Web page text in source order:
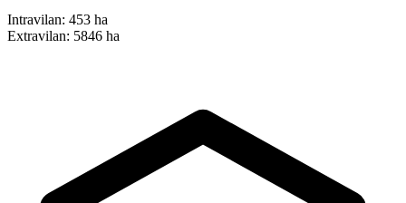
Intravilan: 453 ha
Extravilan: 5846 ha